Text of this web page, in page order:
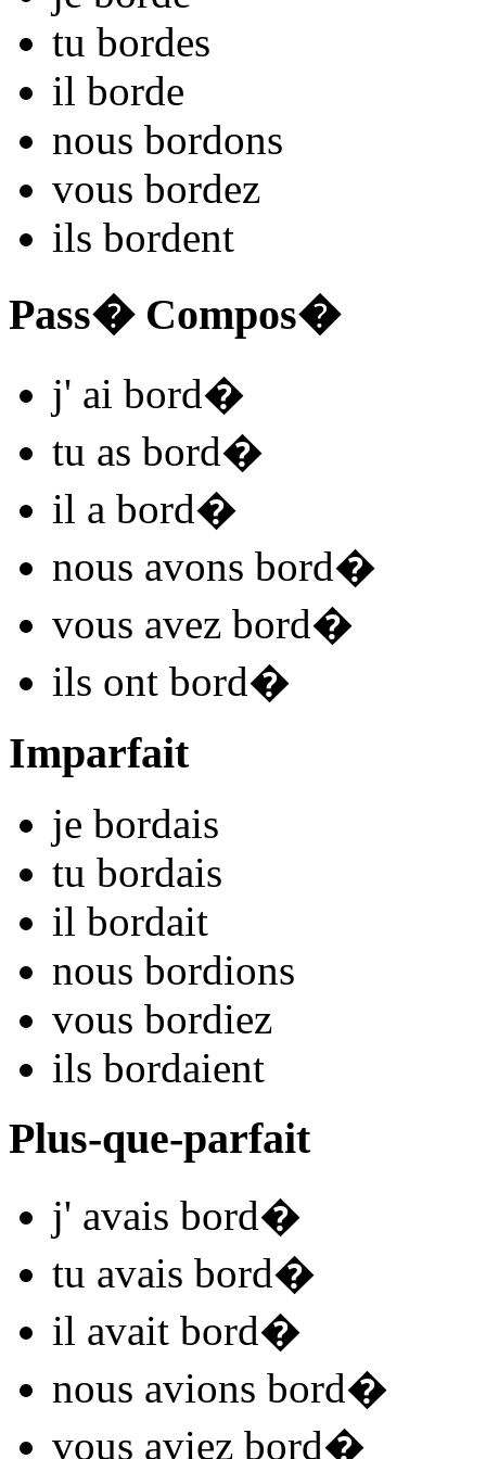
tu bordes
il borde
nous bordons
vous bordez
ils bordent
Pass� Compos�
j' ai bord�
tu as bord�
il a bord�
nous avons bord�
vous avez bord�
ils ont bord�
Imparfait
je bordais
tu bordais
il bordait
nous bordions
vous bordiez
ils bordaient
Plus-que-parfait
j' avais bord�
tu avais bord�
il avait bord�
nous avions bord�
vous aviez bord�